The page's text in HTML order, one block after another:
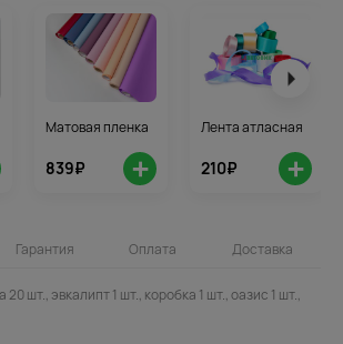
Матовая пленка
839₽ +
Лента атласная
210₽ +
Гарантия Оплата Доставка
шт., эвкалипт 1 шт., коробка 1 шт., оазис 1 шт.,